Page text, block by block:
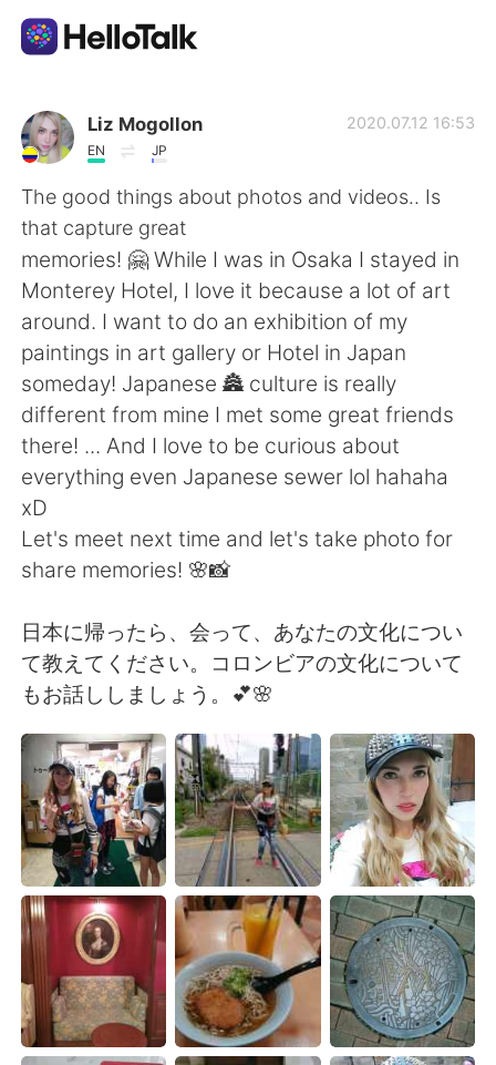
Приложение для Языкового Обмена
AI Grammar Checker
Русский
English 简体中文
繁體中文 Español
العربية Français
ไทย
Türkçe Tiếng Việt
Liz Mogollon
EN JP
2020.07.12 16:53
The good things about photos and videos.. Is
that capture great
memories! 🤗 While I was in Osaka I stayed in
Monterey Hotel, I love it because a lot of art
around. I want to do an exhibition of my
paintings in art gallery or Hotel in Japan
someday! Japanese 🏯 culture is really
different from mine I met some great friends
there! ... And I love to be curious about
everything even Japanese sewer lol hahaha
xD
Let's meet next time and let's take photo for
share memories! 🌸📸
日本に帰ったら、会って、あなたの文化につい
て教えてください。コロンビアの文化について
もお話ししましょう。💕🌸